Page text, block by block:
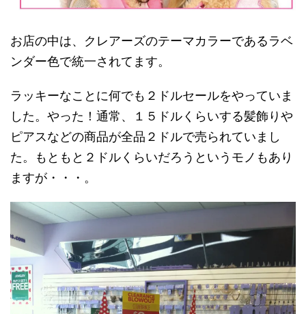
お店の中は、クレアーズのテーマカラーであるラベ
ンダー色で統一されてます。
ラッキーなことに何でも２ドルセールをやっていま
した。やった！通常、１５ドルくらいする髪飾りや
ピアスなどの商品が全品２ドルで売られていまし
た。もともと２ドルくらいだろうというモノもあり
ますが・・・。